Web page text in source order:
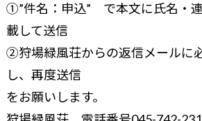
①”件名：申込” で本文に氏名・
載して送信
②狩場緑風荘からの返信メールに
し、再度送信
をお願いします。